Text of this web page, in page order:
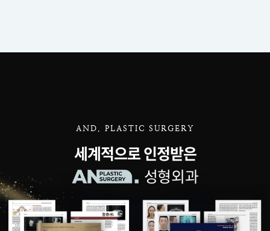
AND. PLASTIC SURGERY
세계적으로 인정받은
성형외과